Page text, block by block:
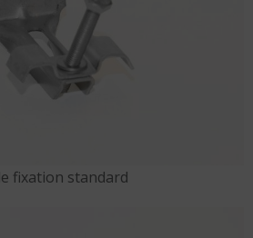
fixation standard